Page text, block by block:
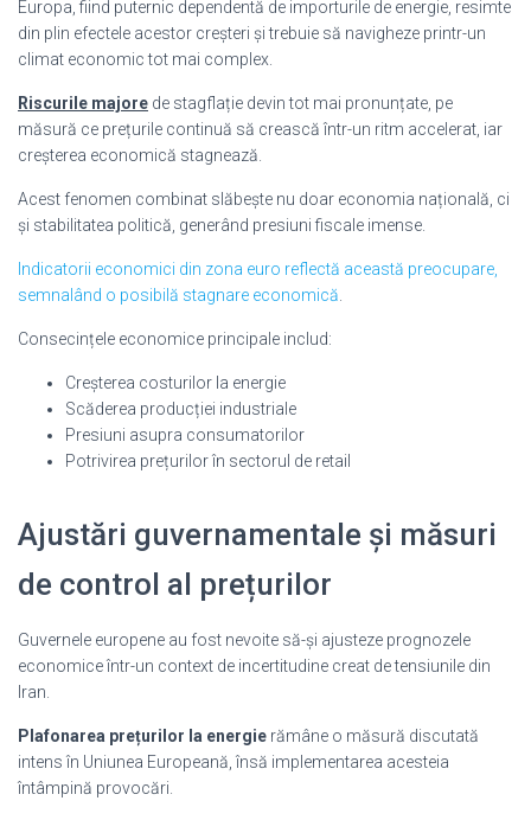
Europa, fiind puternic dependentă de importurile de energie, resimte
din plin efectele acestor creșteri și trebuie să navigheze printr-un
climat economic tot mai complex.
Riscurile majore de stagflație devin tot mai pronunțate, pe
măsură ce prețurile continuă să crească într-un ritm accelerat, iar
creșterea economică stagnează.
Acest fenomen combinat slăbește nu doar economia națională, ci
și stabilitatea politică, generând presiuni fiscale imense.
Indicatorii economici din zona euro reflectă această preocupare,
semnalând o posibilă stagnare economică
Consecințele economice principale includ:
Creșterea costurilor la energie
Scăderea producției industriale
Presiuni asupra consumatorilor
Potrivirea prețurilor în sectorul de retail
Ajustări guvernamentale și măsuri
de control al prețurilor
Guvernele europene au fost nevoite să-și ajusteze prognozele
economice într-un context de incertitudine creat de tensiunile din
Iran.
Plafonarea prețurilor la energie rămâne o măsură discutată
intens în Uniunea Europeană, însă implementarea acesteia
întâmpină provocări.